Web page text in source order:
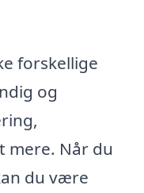
forskellige
og
mere. Når du
du være